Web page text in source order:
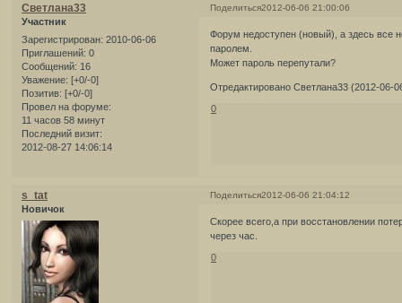
Поделиться2012-06-06 21:00:06
Светлана33
Участник
Зарегистрирован: 2010-06-06
Приглашений: 0
Сообщений: 16
Уважение: [+0/-0]
Позитив: [+0/-0]
Провел на форуме:
11 часов 58 минут
Последний визит:
2012-08-27 14:06:14
Форум недоступен (новый), а здесь все
паролем.
Может пароль перепутали?
Отредактировано Светлана33 (2012-06-
0
Поделиться2012-06-06 21:04:12
s_tat
Новичок
Скорее всего,а при восстановлении
через час.
0